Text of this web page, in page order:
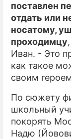
поставлен
отдать или
носатому,
проходимцу
Иван. - Это
как такое
своим
По сюжету
школьный
покорять
Надю